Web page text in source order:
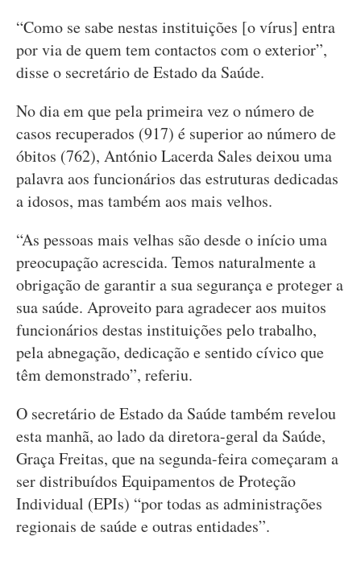
“Como se sabe nestas instituições [o vírus] entra
por via de quem tem contactos com o exterior”,
disse o secretário de Estado da Saúde.
No dia em que pela primeira vez o número de
casos recuperados (917) é superior ao número de
óbitos (762), António Lacerda Sales deixou uma
palavra aos funcionários das estruturas dedicadas
a idosos, mas também aos mais velhos.
“As pessoas mais velhas são desde o início uma
preocupação acrescida. Temos naturalmente a
obrigação de garantir a sua segurança e proteger a
sua saúde. Aproveito para agradecer aos muitos
funcionários destas instituições pelo trabalho,
pela abnegação, dedicação e sentido cívico que
têm demonstrado”, referiu.
O secretário de Estado da Saúde também revelou
esta manhã, ao lado da diretora-geral da Saúde,
Graça Freitas, que na segunda-feira começaram a
ser distribuídos Equipamentos de Proteção
Individual (EPIs) “por todas as administrações
regionais de saúde e outras entidades”.